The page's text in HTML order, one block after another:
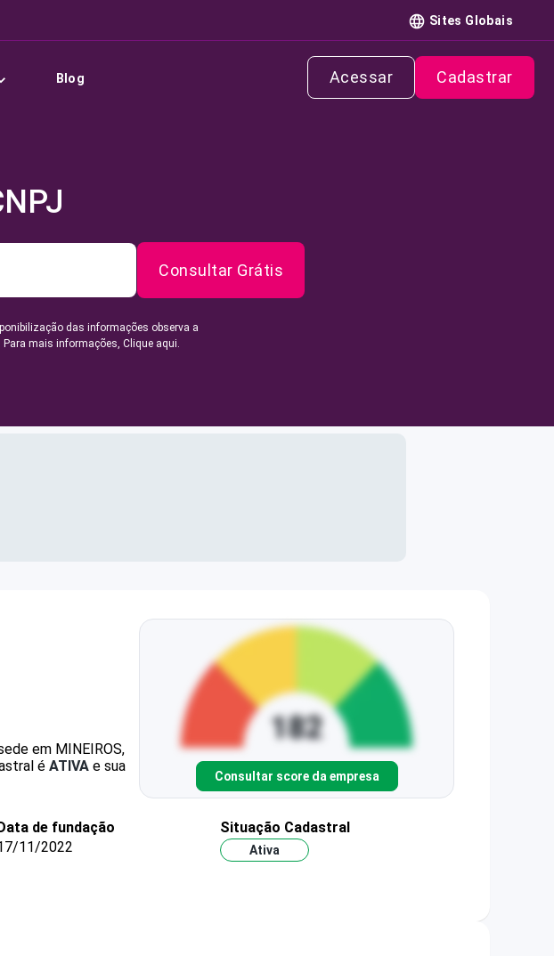
Sites Globais
Blog Acessar Cadastrar
Consultar Grátis
das informações observa a
Para mais informações, Clique aqui.
em MINEIROS,
é ATIVA e sua
Consultar score da empresa
de fundação
11/2022
Situação Cadastral
Ativa